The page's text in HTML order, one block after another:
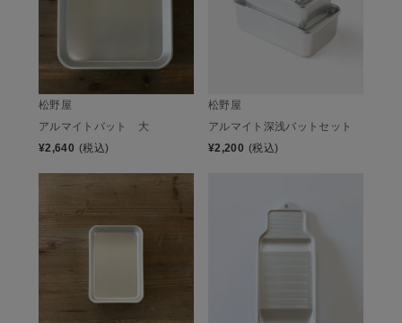
松野屋
アルマイトバット 大
¥2,640 (税込)
松野屋
アルマイト深浅バットセット
¥2,200 (税込)